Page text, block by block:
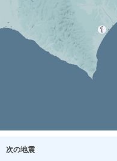
次の地震